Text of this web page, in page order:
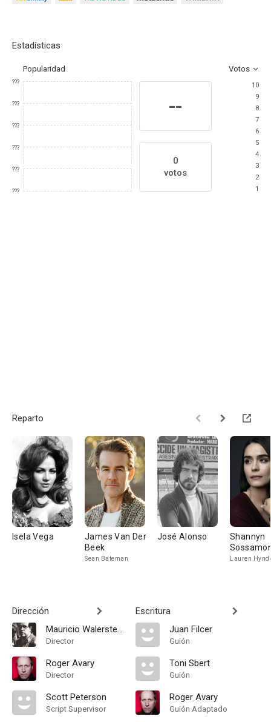
Estadísticas
Popularidad Votos
???
???
???
???
???
???
--
0
votos
10
9
8
7
6
5
4
3
2
1
Reparto
Isela Vega
James Van Der
Beek
Sean Bateman
José Alonso
Shannyn
Lauren
Dirección
Mauricio Walerstein
Director
Roger Avary
Director
Scott Peterson
Script Supervisor
Escritura
Juan Filcer
Guión
Toni Sbert
Guión
Roger Avary
Guión Adaptado